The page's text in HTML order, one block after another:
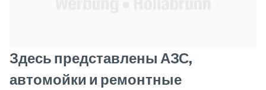
Здесь представлены АЗС,
автомойки и ремонтные